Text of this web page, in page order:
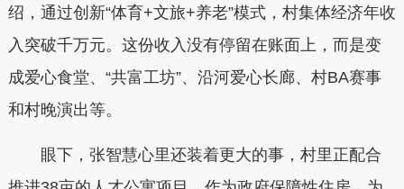
绍，通过创新“体育+文旅+养老”模式，村集体经济年收
入突破千万元。这份收入没有停留在账面上，而是变
成爱心食堂、“共富工坊”、沿河爱心长廊、村BA赛事
和村晚演出等。
眼下，张智慧心里还装着更大的事，村里正配合